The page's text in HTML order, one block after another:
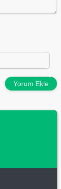
Yorum Ekle